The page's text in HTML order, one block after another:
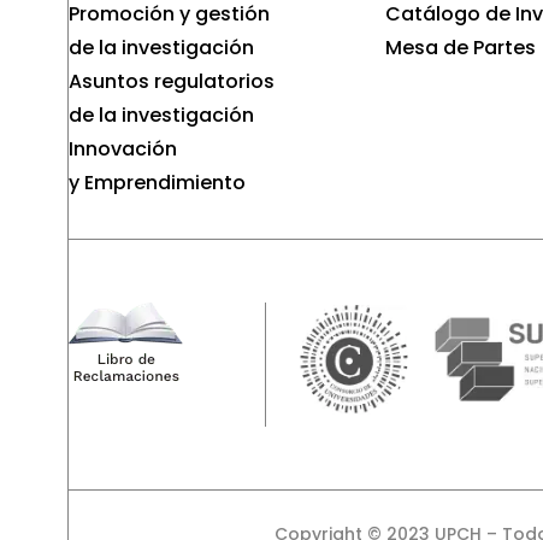
Promoción y gestión
de la investigación
Asuntos regulatorios
de la investigación
Innovación
y Emprendimiento
Catálogo de
Mesa de Partes
Copyright © 2023 UPCH –